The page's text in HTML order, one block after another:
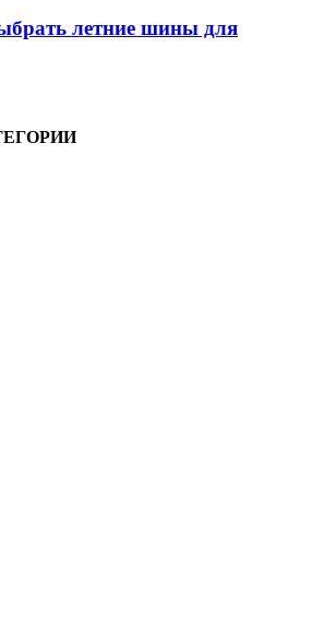
летние шины для